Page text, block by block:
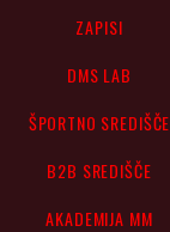
ZAPISI
DMS LAB
ŠPORTNO SREDIŠČE
B2B SREDIŠČE
AKADEMIJA MM